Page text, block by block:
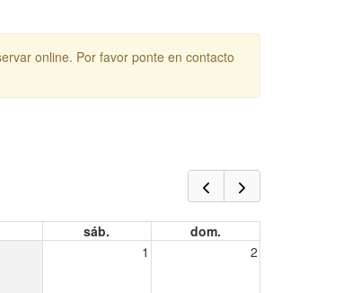
online. Por favor ponte en contacto
sáb.
dom.
1
2